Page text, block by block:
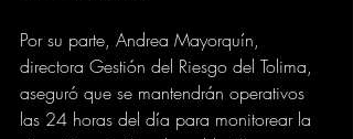
Por su parte, Andrea Mayorquín,
directora Gestión del Riesgo del Tolima,
aseguró que se mantendrán operativos
las 24 horas del día para monitorear la